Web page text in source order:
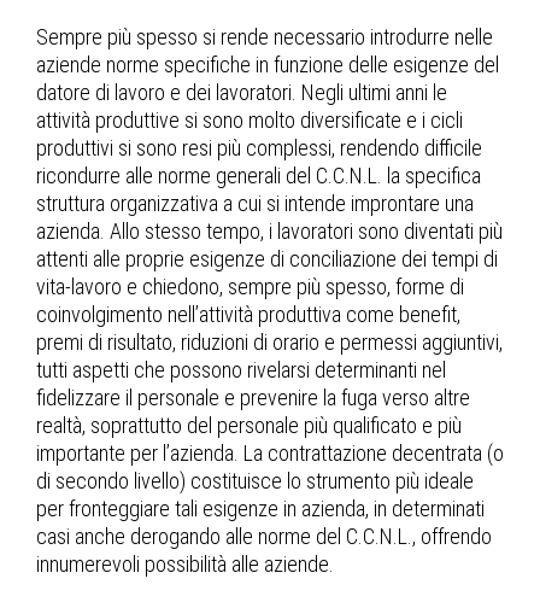
Sempre più spesso si rende necessario introdurre nelle
aziende norme specifiche in funzione delle esigenze del
datore di lavoro e dei lavoratori. Negli ultimi anni le
attività produttive si sono molto diversificate e i cicli
produttivi si sono resi più complessi, rendendo difficile
ricondurre alle norme generali del C.C.N.L. la specifica
struttura organizzativa a cui si intende improntare una
azienda. Allo stesso tempo, i lavoratori sono diventati più
attenti alle proprie esigenze di conciliazione dei tempi di
vita-lavoro e chiedono, sempre più spesso, forme di
coinvolgimento nell’attività produttiva come benefit,
premi di risultato, riduzioni di orario e permessi aggiuntivi,
tutti aspetti che possono rivelarsi determinanti nel
fidelizzare il personale e prevenire la fuga verso altre
realtà, soprattutto del personale più qualificato e più
importante per l’azienda. La contrattazione decentrata (o
di secondo livello) costituisce lo strumento più ideale
per fronteggiare tali esigenze in azienda, in determinati
casi anche derogando alle norme del C.C.N.L., offrendo
innumerevoli possibilità alle aziende.